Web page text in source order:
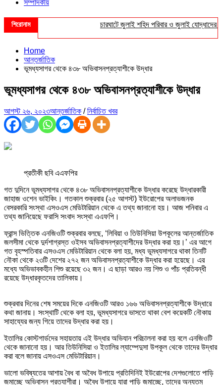
সম্পাদকীয়
শিরোনাম চারঘাটে জুলাই শহিদ পরিবার ও জুলাই যোদ্ধাদের
Home
আন্তর্জাতিক
ভূমধ্যসাগর থেকে ৪৩৮ অভিবাসনপ্রত্যাশীকে উদ্ধার
ভূমধ্যসাগর থেকে ৪৩৮ অভিবাসনপ্রত্যাশীকে উদ্ধার
আগস্ট ২৬, ২০২৩আন্তর্জাতিক /নির্বাচিত খবর
প্রতীকী ছবি এএফপির
গত দুদিনে ভূমধ্যসাগর থেকে ৪৩৮ অভিবাসনপ্রত্যাশীকে উদ্ধার করেছে উদ্ধারকারী
জাহাজ ওশেন ভাইকিং। গতকাল শুক্রবার (২৫ আগস্ট) ইউরোপের অলাভজনক
বেসরকারি সংস্থা এসওএস মেডিটারিয়ান থেকে এ তথ্য জানানো হয়। আজ শনিবার এ
তথ্য জানিয়েছে ফরাসি সংবাদ সংস্থা এএফপি।
ফ্রান্স ভিত্তিক এনজিওটি শুক্রবার বলছে, ‘লিবিয়া ও তিউনিসিয়া উপকূলের আন্তর্জাতিক
জলসীমা থেকে দুর্দশাগ্রস্ত ওইসব অভিবাসনপ্রত্যাশীদের উদ্ধার করা হয়।’ এর আগে
গত বৃহস্পতিবার এসওএস মেডিটারিয়ান থেকে বলা হয়, মধ্য ভূমধ্যসাগরে থাকা তিনটি
নৌকা থেকে ২৩টি দেশের ২৭২ জন অভিবাসনপ্রত্যাশীকে উদ্ধার করা হয়েছে। এর
মধ্যে অভিভাবকহীন শিশু রয়েছে ৩২ জন। এ ছাড়া আরও নয় শিশু ও পাঁচ প্রতিবন্ধী
রয়েছে উদ্ধারকৃতদের তালিকায়।
শুক্রবার দিনের শেষ সময়ের দিকে এনজিওটি আরও ১৬৬ অভিবাসনপ্রত্যাশীকে উদ্ধারে
কথা জানায়। সংস্থাটি থেকে বলা হয়, ভূমধ্যসাগরে ভাসতে থাকা বেশ কয়েকটি নৌকায়
সাহায্যের জন্য গিয়ে তাদের উদ্ধার করা হয়।
ইতালির কোস্টগার্ডদের সহায়তায় এই উদ্ধার অভিযান পরিচালনা করা হয় বলে এনজিওটি
থেকে জানানো হয়। আর তিউনিসিয়া ও ইতালির ল্যাম্পেদুসা উপকূল থেকে তাদের উদ্ধার
করা বলে জানায় এসওএস মেডিটারিয়ান।
ভালো ভবিষ্যতের আশায় বৈধ বা অবৈধ উপায়ে প্রতিদিনিই ইউরোপের দেশগুলোতে পাড়ি
জমাচ্ছে অভিবাসন প্রত্যাশীরা। অবৈধ উপায়ে যারা পাড়ি জমাচ্ছে, তাদের অন্যতম